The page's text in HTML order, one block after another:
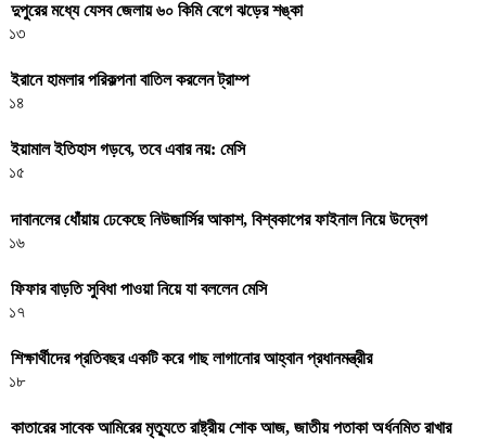
দুপুরের মধ্যে যেসব জেলায় ৬০ কিমি বেগে ঝড়ের শঙ্কা
১৩
ইরানে হামলার পরিকল্পনা বাতিল করলেন ট্রাম্প
১৪
ইয়ামাল ইতিহাস গড়বে, তবে এবার নয়: মেসি
১৫
দাবানলের ধোঁয়ায় ঢেকেছে নিউজার্সির আকাশ, বিশ্বকাপের ফাইনাল নিয়ে উদ্বেগ
১৬
ফিফার বাড়তি সুবিধা পাওয়া নিয়ে যা বললেন মেসি
১৭
শিক্ষার্থীদের প্রতিবছর একটি করে গাছ লাগানোর আহ্বান প্রধানমন্ত্রীর
১৮
কাতারের সাবেক আমিরের মৃত্যুতে রাষ্ট্রীয় শোক আজ, জাতীয় পতাকা অর্ধনমিত রাখার